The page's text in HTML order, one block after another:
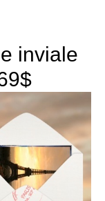
inviale